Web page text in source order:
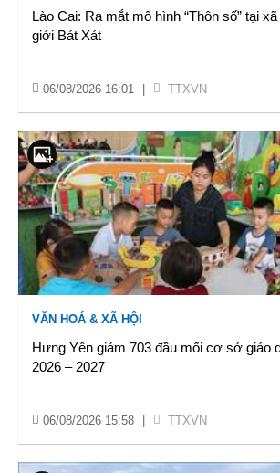
Lào Cai: Ra mắt mô hình “Thôn số” tại
giới Bát Xát
06/08/2026 16:01 TTXVN
VĂN HOÁ & XÃ HỘI
Hưng Yên giảm 703 đầu mối cơ sở giáo
2026 – 2027
06/08/2026 15:58 TTXVN